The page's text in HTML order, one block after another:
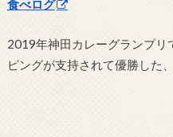
食べログ
2019年神田カレーグランプリ
ピングが支持されて優勝した